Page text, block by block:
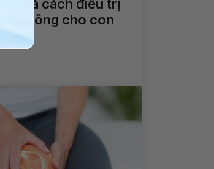
và cách điều trị
không cho con